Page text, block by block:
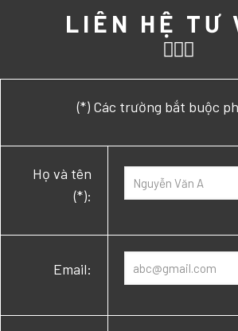
LIÊN HỆ TƯ
(*) Các trường bắt buộc
Họ và tên
(*):
Email: